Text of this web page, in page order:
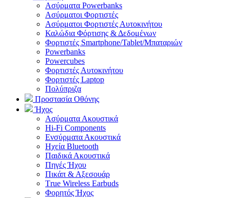
Ασύρματα Powerbanks
Aσύρματοι Φορτιστές
Ασύρματοι Φορτιστές Αυτοκινήτου
Καλώδια Φόρτισης & Δεδομένων
Φορτιστές Smartphone/Tablet/Μπαταριών
Powerbanks
Powercubes
Φορτιστές Αυτοκινήτου
Φορτιστές Laptop
Πολύπριζα
Προστασία Οθόνης
Ήχος
Ασύρματα Ακουστικά
Hi-Fi Components
Ενσύρματα Ακουστικά
Ηχεία Bluetooth
Παιδικά Ακουστικά
Πηγές Ήχου
Πικάπ & Αξεσουάρ
Τrue Wireless Earbuds
Φορητός Ήχος